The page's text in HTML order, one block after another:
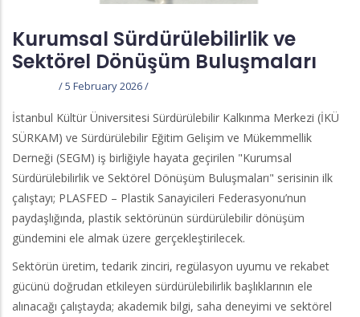
Kurumsal Sürdürülebilirlik ve
Sektörel Dönüşüm Buluşmaları
/5 February 2026/
İstanbul Kültür Üniversitesi Sürdürülebilir Kalkınma Merkezi (İKÜ
SÜRKAM) ve Sürdürülebilir Eğitim Gelişim ve Mükemmellik
Derneği (SEGM) iş birliğiyle hayata geçirilen "Kurumsal
Sürdürülebilirlik ve Sektörel Dönüşüm Buluşmaları" serisinin ilk
çalıştayı; PLASFED – Plastik Sanayicileri Federasyonu’nun
paydaşlığında, plastik sektörünün sürdürülebilir dönüşüm
gündemini ele almak üzere gerçekleştirilecek.
Sektörün üretim, tedarik zinciri, regülasyon uyumu ve rekabet
gücünü doğrudan etkileyen sürdürülebilirlik başlıklarının ele
alınacağı çalıştayda; akademik bilgi, saha deneyimi ve sektörel